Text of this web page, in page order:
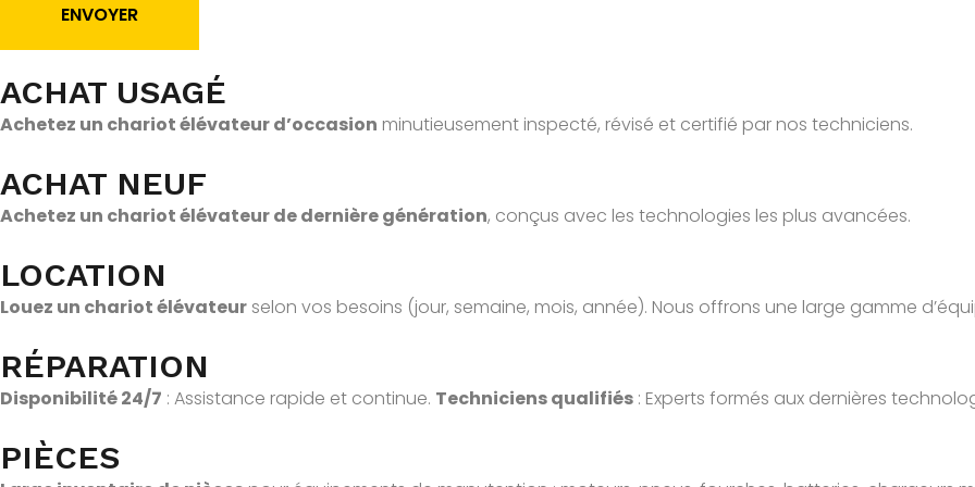
m
u
l
a
e
ENVOYER
ACHAT USAGÉ
Achetez un chariot élévateur d’occasion minutieusement inspecté, révisé et certifié par nos techniciens.
ACHAT NEUF
Achetez un chariot élévateur de dernière génération, conçus avec les technologies les plus avancées.
LOCATION
Louez un chariot élévateur selon vos besoins (jour, semaine, mois, année). Nous offrons une large gamme
RÉPARATION
Disponibilité 24/7 : Assistance rapide et continue. Techniciens qualifiés : Experts formés aux dernières
PIÈCES